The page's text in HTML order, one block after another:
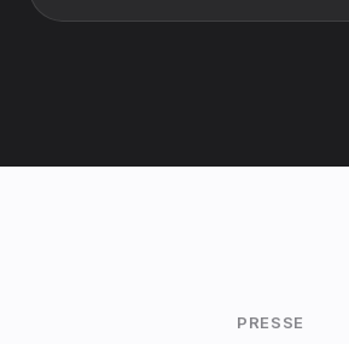
PRESSE